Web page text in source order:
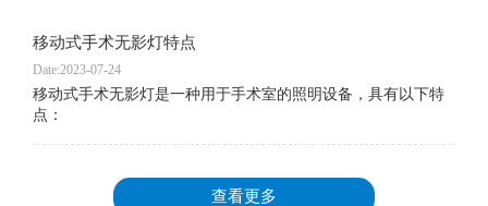
移动式手术无影灯特点
Date:2023-07-24
移动式手术无影灯是一种用于手术室的照明设备，具有以下特
点：
查看更多